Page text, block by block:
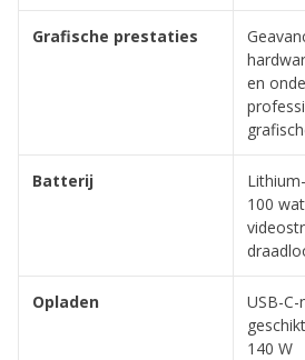
Grafische prestaties
en
Batterij
100
Opladen
USB-
140 W